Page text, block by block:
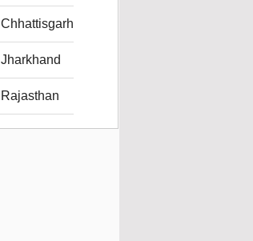
Chhattisgarh
Jharkhand
Rajasthan